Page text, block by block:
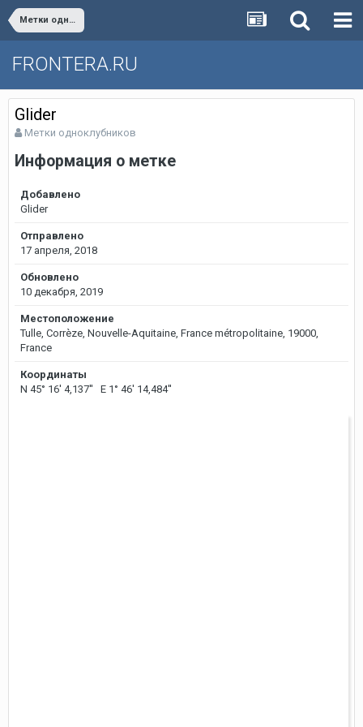
Метки одноклубников
FRONTERA.RU
Glider
Метки одноклубников
Информация о метке
Добавлено
Glider
Отправлено
17 апреля, 2018
Обновлено
10 декабря, 2019
Местоположение
Tulle, Corrèze, Nouvelle-Aquitaine, France métropolitaine, 19000,
France
Координаты
N 45° 16' 4,137'' E 1° 46' 14,484''